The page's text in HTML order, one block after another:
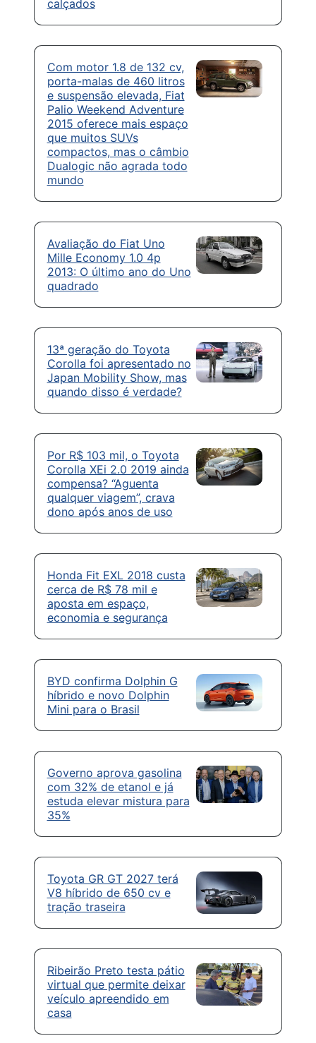
calçados
Com motor 1.8 de 132 cv,
porta-malas de 460 litros
e suspensão elevada, Fiat
Palio Weekend Adventure
2015 oferece mais espaço
que muitos SUVs
compactos, mas o câmbio
Dualogic não agrada todo
mundo
Avaliação do Fiat Uno
Mille Economy 1.0 4p
2013: O último ano do Uno
quadrado
13ª geração do Toyota
Corolla foi apresentado no
Japan Mobility Show, mas
quando disso é verdade?
Por R$ 103 mil, o Toyota
Corolla XEi 2.0 2019 ainda
compensa? “Aguenta
qualquer viagem”, crava
dono após anos de uso
Honda Fit EXL 2018 custa
cerca de R$ 78 mil e
aposta em espaço,
economia e segurança
BYD confirma Dolphin G
híbrido e novo Dolphin
Mini para o Brasil
Governo aprova gasolina
com 32% de etanol e já
estuda elevar mistura para
35%
Toyota GR GT 2027 terá
V8 híbrido de 650 cv e
tração traseira
Ribeirão Preto testa pátio
virtual que permite deixar
veículo apreendido em
casa